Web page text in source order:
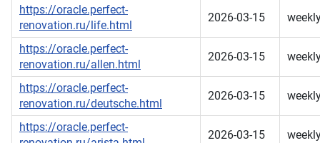
https://oracle.perfect-
renovation.ru/life.html
2026-03-15
https://oracle.perfect-
renovation.ru/allen.html
2026-03-15
https://oracle.perfect-
renovation.ru/deutsche.html
2026-03-15
https://oracle.perfect-
2026-03-15